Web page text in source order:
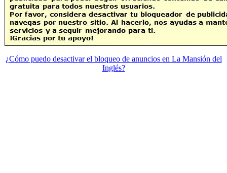
¿Cómo puedo desactivar el bloqueo de anuncios en La Mansión del
Inglés?